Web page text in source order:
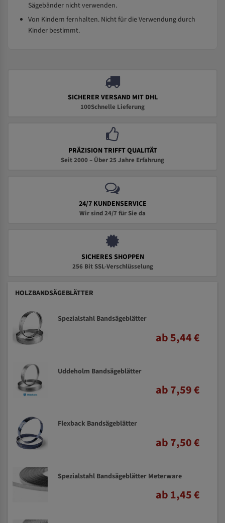
Sägebänder nicht verwenden.
Von Kindern fernhalten. Nicht für die Verwendung durch
Kinder bestimmt.
SICHERER VERSAND MIT DHL
100Schnelle Lieferung
PRÄZISION TRIFFT QUALITÄT
Seit 2000 – Über 25 Jahre Erfahrung
24/7 KUNDENSERVICE
Wir sind 24/7 für Sie da
SICHERES SHOPPEN
256 Bit SSL-Verschlüsselung
HOLZBANDSÄGEBLÄTTER
Spezialstahl Bandsägeblätter
ab 5,44 €
Uddeholm Bandsägeblätter
ab 7,59 €
Flexback Bandsägeblätter
ab 7,50 €
Spezialstahl Bandsägeblätter Meterware
ab 1,45 €